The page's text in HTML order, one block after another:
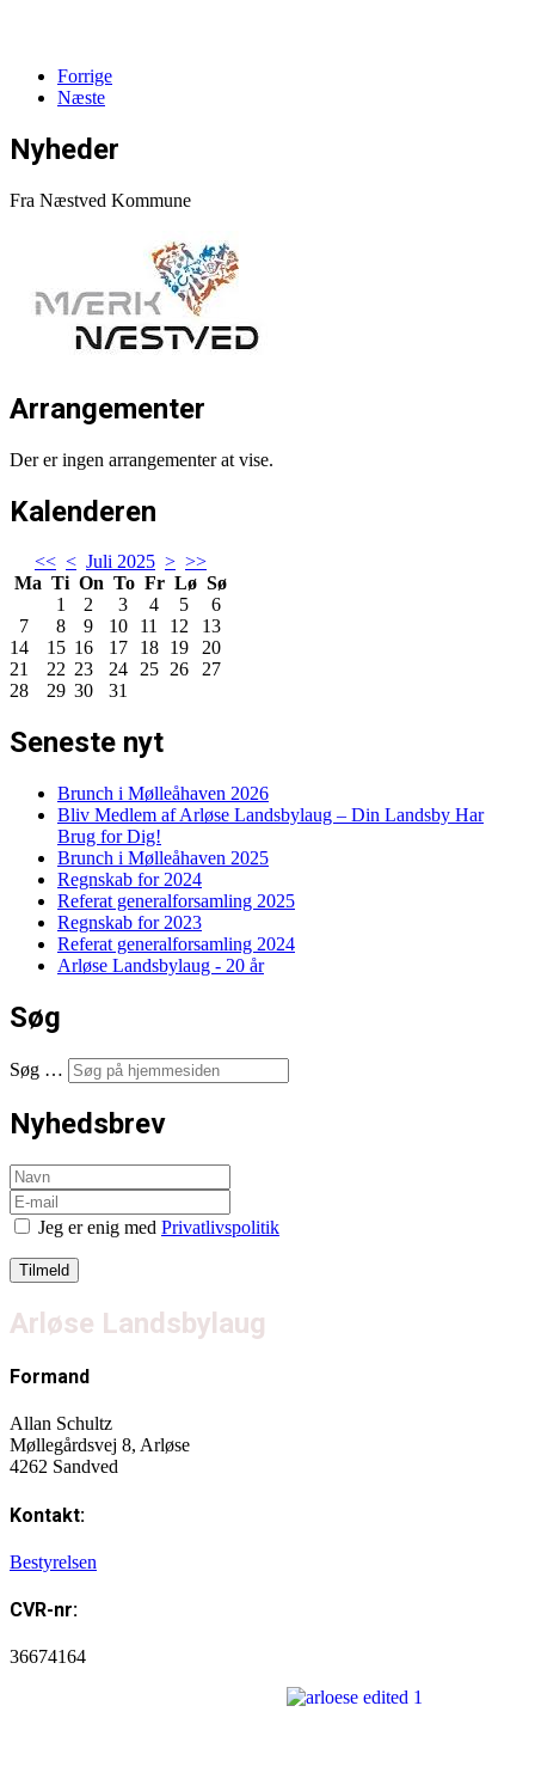
Forrige
Næste
Nyheder
Fra Næstved Kommune
Arrangementer
Der er ingen arrangementer at vise.
Kalenderen
<< < Juli 2025 > >>
Ma Ti On To Fr Lø Sø
1
2 3 4 5
6
7
8 9 10 11 12
13
14
15 16 17 18 19
20
21
22 23 24 25 26
27
28
29 30 31
Seneste nyt
Brunch i Mølleåhaven 2026
Bliv Medlem af Arløse Landsbylaug – Din Landsby Har
Brug for Dig!
Brunch i Mølleåhaven 2025
Regnskab for 2024
Referat generalforsamling 2025
Regnskab for 2023
Referat generalforsamling 2024
Arløse Landsbylaug - 20 år
Søg
Søg …
Nyhedsbrev
Jeg er enig med Privatlivspolitik
Arløse Landsbylaug
Formand
Allan Schultz
Møllegårdsvej 8, Arløse
4262 Sandved
Kontakt:
Bestyrelsen
CVR-nr:
36674164